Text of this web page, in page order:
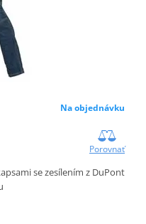
Na objednávku
Porovnať
se zesílením z DuPont